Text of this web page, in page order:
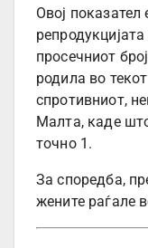
Овој показател
просечниот
родила во
спротивниот,
Малта, каде
точно 1.
За споредба,
жените раѓале